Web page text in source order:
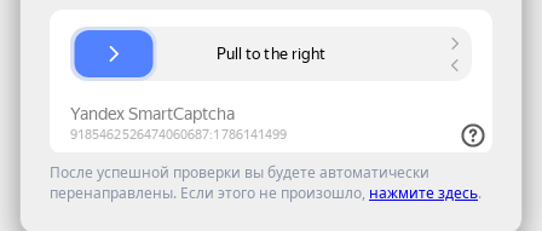
После успешной проверки вы будете автоматически
перенаправлены. Если этого не произошло, нажмите здесь.